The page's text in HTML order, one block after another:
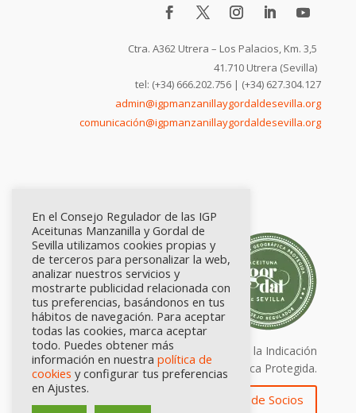
Ctra. A362 Utrera – Los Palacios, Km. 3,5
41.710 Utrera (Sevilla)
tel: (+34) 666.202.756 | (+34) 627.304.127
admin@igpmanzanillaygordaldesevilla.org
comunicación@igpmanzanillaygordaldesevilla.org
Calidad certificada por Origen. Sellos de la Indicación
Geográfica Protegida.
Zona de Socios
En el Consejo Regulador de las IGP
Aceitunas Manzanilla y Gordal de
Sevilla utilizamos cookies propias y
de terceros para personalizar la web,
analizar nuestros servicios y
mostrarte publicidad relacionada con
tus preferencias, basándonos en tus
hábitos de navegación. Para aceptar
todas las cookies, marca aceptar
todo. Puedes obtener más
información en nuestra política de
cookies y configurar tus preferencias
en Ajustes.